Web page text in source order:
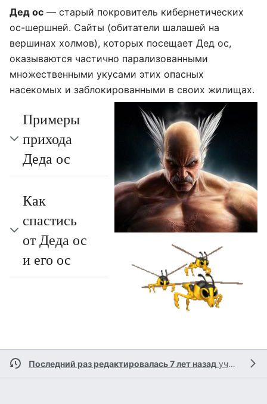
Дед ос — старый покровитель кибернетических
ос-шершней. Сайты (обитатели шалашей на
вершинах холмов), которых посещает Дед ос,
оказываются частично парализованными
множественными укусами этих опасных
насекомых и заблокированными в своих жилищах.
Примеры
прихода
Деда ос
Как
спастись
от Деда ос
и его ос
Последний раз редактировалась 7 лет назад участником